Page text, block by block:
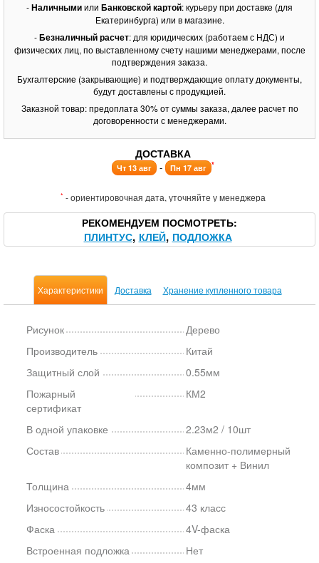
-Наличнымиили Банковской картой: курьеру при доставке (для
Екатеринбурга) или в магазине.
-Безналичный расчет: для юридических (работаем с НДС) и
физических лиц, по выставленному счету нашими менеджерами, после
подтверждения заказа.
Бухгалтерские (закрывающие) и подтверждающие оплату документы,
будут доставлены с продукцией.
Заказной товар: предоплата 30% от суммы заказа, далее расчет по
договоренности с менеджерами.
ДОСТАВКА
Чт 13 авг - Пн 17 авг *
* - ориентировочная дата, уточняйте у менеджера
РЕКОМЕНДУЕМ ПОСМОТРЕТЬ
ПЛИНТУС КЛЕЙ ПОДЛОЖКА
Характеристики Доставка Хранение купленного товара
Рисунок
Дерево
Производитель
Китай
Защитный слой
0.55мм
Пожарный
сертификат
КМ2
В одной упаковке
2.23м2 / 10шт
Состав
Каменно-полимерный
композит + Винил
Толщина
4мм
Износостойкость
43 класс
Фаска
4V-фаска
Встроенная подложка
Нет